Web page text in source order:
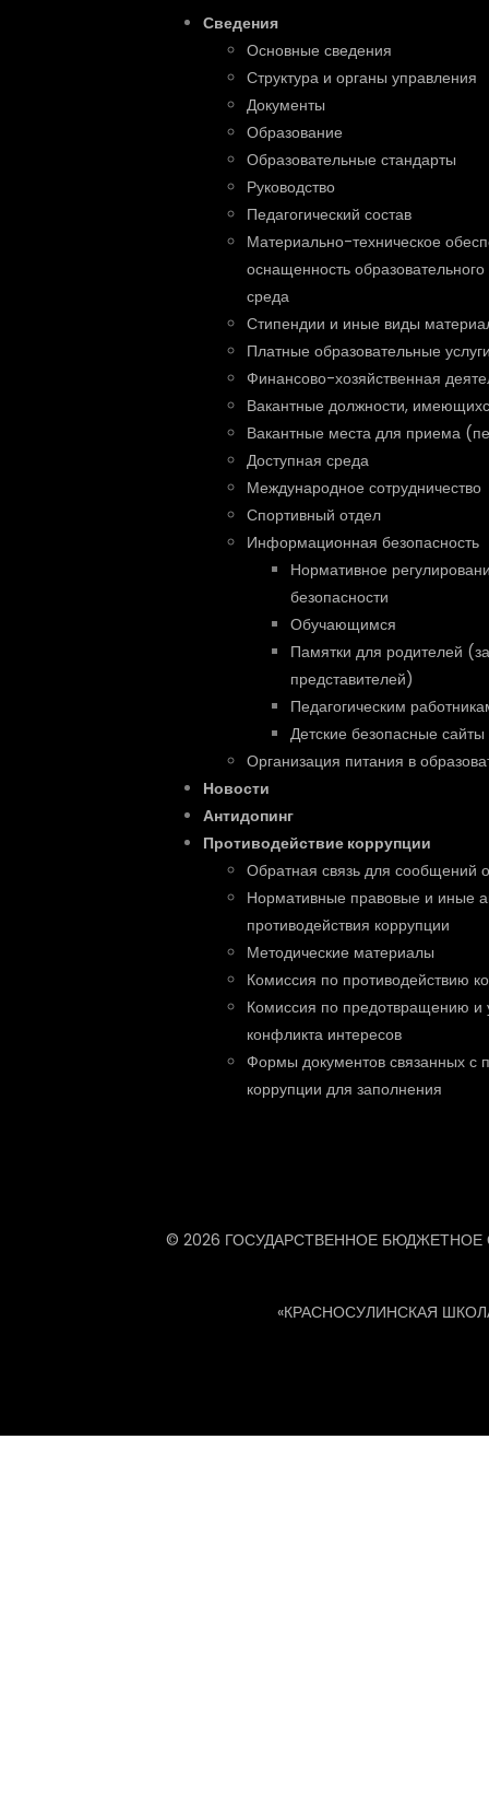
Сведения
Основные сведения
Структура и органы управления
Документы
Образование
Образовательные стандарты
Руководство
Педагогический состав
Материально-техническое
оснащенность
среда
Стипендии и иные виды
Платные образовательные
Финансово-хозяйственная
Вакантные должности,
Вакантные места для приема
Доступная среда
Международное сотрудничество
Спортивный отдел
Информационная безопасность
Нормативное
безопасности
Обучающимся
Памятки для родителей
представителей)
Педагогическим
Детские безопасные сайты
Организация питания в
Новости
Антидопинг
Противодействие коррупции
Обратная связь для сообщений
Нормативные правовые и иные
противодействия коррупции
Методические материалы
Комиссия по противодействию
Комиссия по предотвращению и
конфликта интересов
Формы документов связанных с
коррупции для заполнения
© 2026 ГОСУДАРСТВЕННОЕ
«КРАСНОСУЛИНСКАЯ